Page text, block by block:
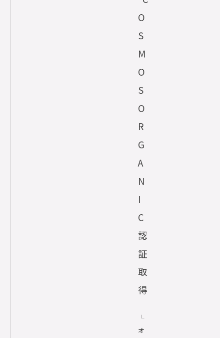
O
S
M
O
S
O
R
G
A
N
I
C
認
証
取
得
└
オ